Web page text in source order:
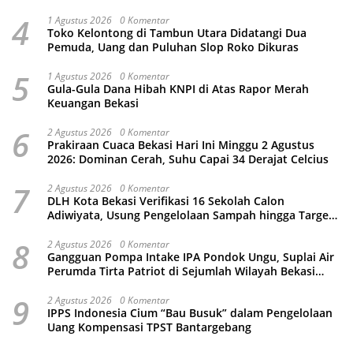
4 1 Agustus 2026 0 Komentar
Toko Kelontong di Tambun Utara Didatangi Dua
Pemuda, Uang dan Puluhan Slop Roko Dikuras
5 1 Agustus 2026 0 Komentar
Gula-Gula Dana Hibah KNPI di Atas Rapor Merah
Keuangan Bekasi
6 2 Agustus 2026 0 Komentar
Prakiraan Cuaca Bekasi Hari Ini Minggu 2 Agustus
2026: Dominan Cerah, Suhu Capai 34 Derajat Celcius
7 2 Agustus 2026 0 Komentar
DLH Kota Bekasi Verifikasi 16 Sekolah Calon
Adiwiyata, Usung Pengelolaan Sampah hingga Target
8 2 Agustus 2026 0 Komentar
Gangguan Pompa Intake IPA Pondok Ungu, Suplai Air
Perumda Tirta Patriot di Sejumlah Wilayah Bekasi
9 2 Agustus 2026 0 Komentar
IPPS Indonesia Cium “Bau Busuk” dalam Pengelolaan
Uang Kompensasi TPST Bantargebang